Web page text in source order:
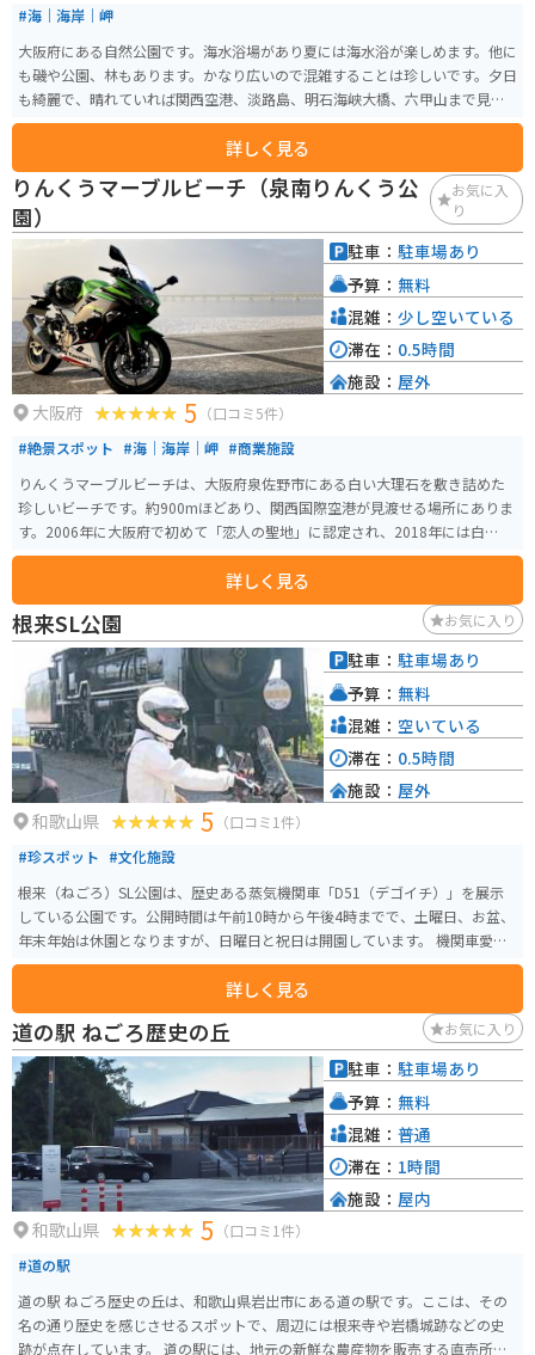
#海｜海岸｜岬
大阪府にある自然公園です。海水浴場があり夏には海水浴が楽しめます。他に
も磯や公園、林もあります。かなり広いので混雑することは珍しいです。夕日
も綺麗で、晴れていれば関西空港、淡路島、明石海峡大橋、六甲山まで見る
ことができます。
詳しく見る
りんくうマーブルビーチ（泉南りんくう公
園）
お気に入
り
大阪府 5 （口コミ5件）
#絶景スポット #海｜海岸｜岬 #商業施設
りんくうマーブルビーチは、大阪府泉佐野市にある白い大理石を敷き詰めた
珍しいビーチです。約900mほどあり、関西国際空港が見渡せる場所にありま
す。2006年に大阪府で初めて「恋人の聖地」に認定され、2018年には白いビ
ーチに映えるハートのモニュメントが設置されました。このビーチは、対岸
の関西国際空港から離着陸する飛行機を眺めながらの夕景が美しく、日本の
夕日百選にも選ばれています。多くのツーリングライダーが夕日をバックに
バイクを撮影するために訪れます。また、近隣にはりんくうアウトレットも
あり、ショッピングと合わせて立ち寄ることができます。
詳しく見る
駐車： 駐車場あり
予算： 無料
混雑： 少し空いている
滞在： 0.5時間
施設： 屋外
根来SL公園 お気に入り
和歌山県 5 （口コミ1件）
#珍スポット #文化施設
根来（ねごろ）SL公園は、歴史ある蒸気機関車「D51（デゴイチ）」を展示
している公園です。公開時間は午前10時から午後4時までで、土曜日、お盆、
年末年始は休園となりますが、日曜日と祝日は開園しています。 機関車愛好
家はもちろんのこと、知らない人でも楽しめる人気のスポットです。周辺に
は新義真言宗総本山根来寺や和歌山県立森林公園など、自然や歴史を感じら
れる場所が多くあります。すぐ隣にある「道の駅 ねごろ歴史の丘」からもSL
が見えます。
詳しく見る
駐車： 駐車場あり
予算： 無料
混雑： 空いている
滞在： 0.5時間
施設： 屋外
道の駅 ねごろ歴史の丘 お気に入り
和歌山県 5 （口コミ1件）
#道の駅
道の駅 ねごろ歴史の丘は、和歌山県岩出市にある道の駅です。ここは、その
名の通り歴史を感じさせるスポットで、周辺には根来寺や岩橋城跡などの史
跡が点在しています。 道の駅には、地元の新鮮な農産物を販売する直売所
駐車： 駐車場あり
予算： 無料
混雑： 普通
滞在： 1時間
施設： 屋内